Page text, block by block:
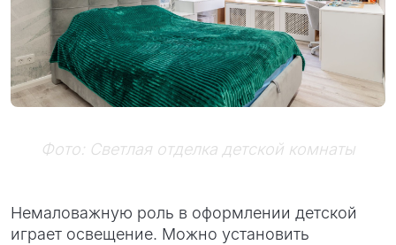
Фото: Светлая отделка детской комнаты
Немаловажную роль в оформлении детской
играет освещение. Можно установить